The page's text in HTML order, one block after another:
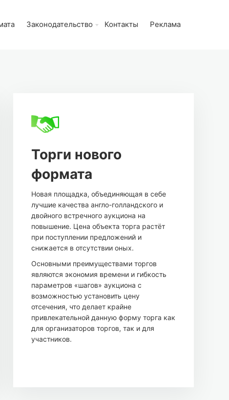
Законодательство Контакты Реклама
Торги нового
формата
Новая площадка, объединяющая в себе
лучшие качества англо-голландского и
двойного встречного аукциона на
повышение. Цена объекта торга растёт
при поступлении предложений и
снижается в отсутствии оных.
Основными преимуществами торгов
являются экономия времени и гибкость
параметров «шагов» аукциона с
возможностью установить цену
отсечения, что делает крайне
привлекательной данную форму торга как
для организаторов торгов, так и для
участников.